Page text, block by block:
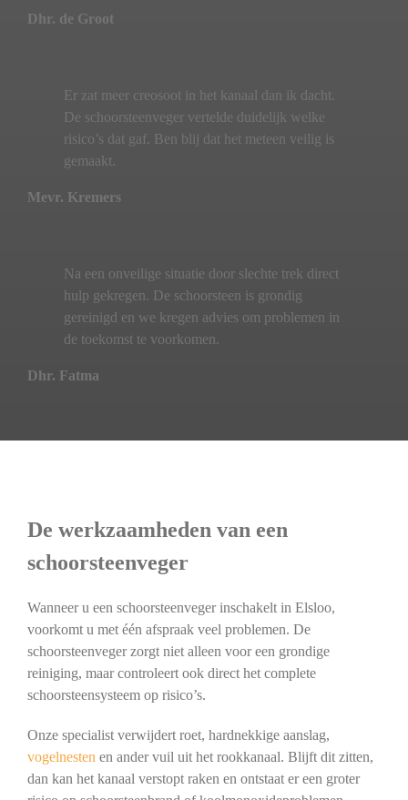
Dhr. de Groot
Er zat meer creosoot in het kanaal dan ik dacht.
De schoorsteenveger vertelde duidelijk welke
risico’s dat gaf. Ben blij dat het meteen veilig is
gemaakt.
Mevr. Kremers
Na een onveilige situatie door slechte trek direct
hulp gekregen. De schoorsteen is grondig
gereinigd en we kregen advies om problemen in
de toekomst te voorkomen.
Dhr. Fatma
De werkzaamheden van een
schoorsteenveger
Wanneer u een schoorsteenveger inschakelt in Elsloo,
voorkomt u met één afspraak veel problemen. De
schoorsteenveger zorgt niet alleen voor een grondige
reiniging, maar controleert ook direct het complete
schoorsteensysteem op risico’s.
Onze specialist verwijdert roet, hardnekkige aanslag,
vogelnesten en ander vuil uit het rookkanaal. Blijft dit zitten,
dan kan het kanaal verstopt raken en ontstaat er een groter